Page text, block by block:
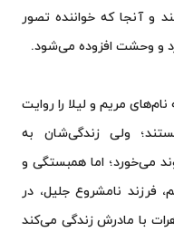
و آنجا که خواننده تصور
و وحشت افزوده می‌شود.
مریم و لیلا را روایت
ولی زندگی‌شان به
می‌خورد؛ اما همبستگی و
فرزند نامشروع جلیل، در
با مادرش زندگی می‌کند